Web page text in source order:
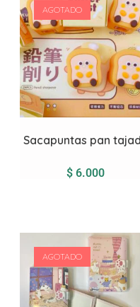
AGOTADO
Sacapuntas pan
$ 6.000
AGOTADO